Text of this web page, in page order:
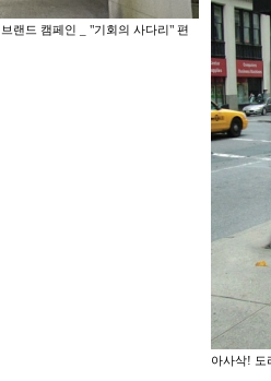
랜드 캠페인 _ "기회의 사다리" 편
아사삭! 도